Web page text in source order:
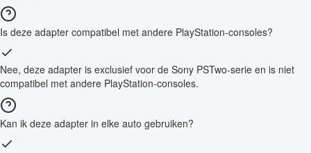
Is deze adapter compatibel met andere PlayStation-consoles?
Nee, deze adapter is exclusief voor de Sony PSTwo-serie en is niet
compatibel met andere PlayStation-consoles.
Kan ik deze adapter in elke auto gebruiken?